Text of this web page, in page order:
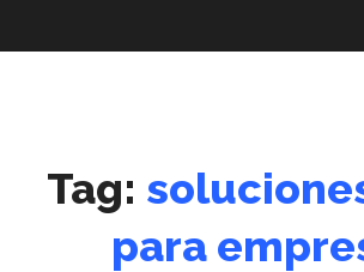
Tag:
para